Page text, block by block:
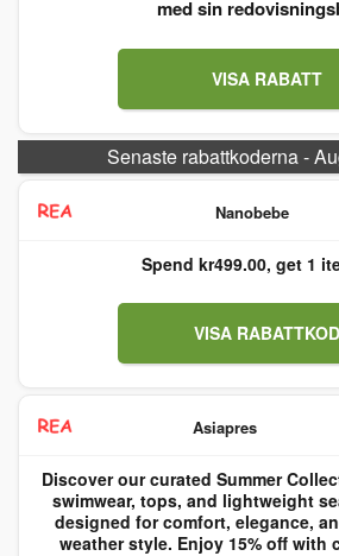
med sin
VISA RABATT
Senaste rabattkoderna -
Nanobebe
Spend kr499.00, get 1
VISA RABATTKOD
Asiapres
Discover our curated Summer
swimwear, tops, and lightweight
designed for comfort, elegance,
weather style. Enjoy 15% off with